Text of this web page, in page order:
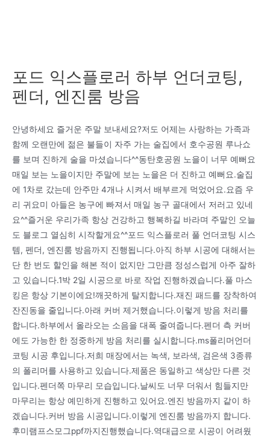
포드 익스플로러 하부 언더코팅,
펜더, 엔진룸 방음
안녕하세요 즐거운 주말 보내세요?저도 어제는 사랑하는 가족과
함께 오랜만에 젊은 불들이 자주 가는 술집에서 호수공원 루나쇼
를 보며 진하게 술을 마셨습니다^^동탄호공원 노을이 너무 예뻐요
매일 보는 노을이지만 주말에 보는 노을은 더 진하고 예뻐요.술집
에 1차로 갔는데 안주만 4개나 시켜서 배부르게 먹었어요.요즘 우
리 귀요미 아들은 농구에 빠져서 매일 농구 골대에서 저러고 있네
요^^즐거운 우리가족 항상 건강하고 행복하길 바라며 주말인 오늘
도 블로그 열심히 시작할게요^^포드 익스플로러 풀 언더코팅 시스
템, 펜더, 엔진룸 방음까지 진행됩니다.아직 하부 시공에 대해서는
단 한 번도 할인을 해본 적이 없지만 그만큼 정성스럽게 아주 잘하
고 있습니다.1박 2일 시공으로 바로 작업 진행하겠습니다.풀 마스
킹은 항상 기본이에요!깨끗하게 탈지합니다.재진 패드를 장착하여
잔진동을 줄입니다.아래 커버 제거했습니다.이렇게 방음 처리를
합니다.하부에서 올라오는 소음을 대폭 줄여줍니다.펜더 측 커버
에도 가능한 한 정중하게 방음 처리를 실시합니다.ms폴리머언더
코팅 시공 후입니다.저희 매장에서는 녹색, 보라색, 검은색 3종류
의 폴리머를 사용하고 있습니다.제품은 동일하고 색상만 다른 것
입니다.펜더쪽 마무리 모습입니다.날씨도 너무 더워서 힘들지만
마무리는 항상 예민하게 진행하고 있어요.엔진 방음까지 같이 하
겠습니다.커버 방음 시공입니다.이렇게 엔진룸 방음까지 합니다.
후미램프스모그ppf까지진행했습니다.역대급으로 시공이 어려웠